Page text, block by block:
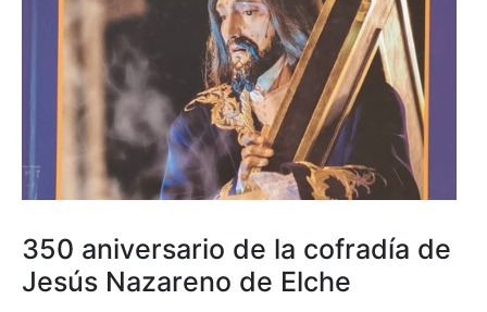
350 aniversario de la cofradía de
Jesús Nazareno de Elche